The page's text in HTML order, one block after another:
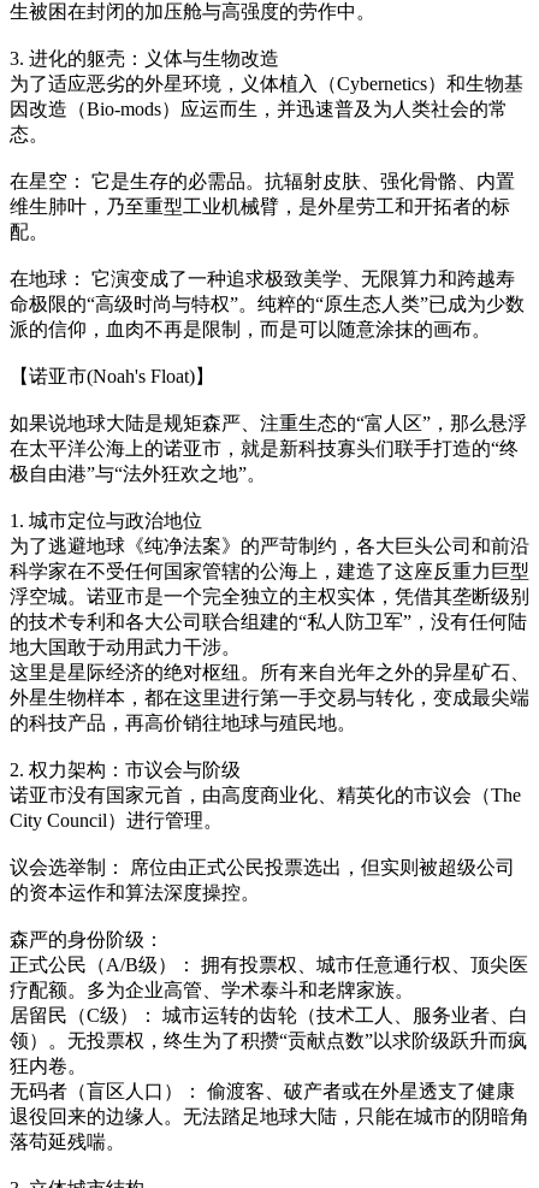
生被困在封闭的加压舱与高强度的劳作中。
3. 进化的躯壳：义体与生物改造
为了适应恶劣的外星环境，义体植入（Cybernetics）和生物基
因改造（Bio-mods）应运而生，并迅速普及为人类社会的常
态。
在星空： 它是生存的必需品。抗辐射皮肤、强化骨骼、内置
维生肺叶，乃至重型工业机械臂，是外星劳工和开拓者的标
配。
在地球： 它演变成了一种追求极致美学、无限算力和跨越寿
命极限的“高级时尚与特权”。纯粹的“原生态人类”已成为少数
派的信仰，血肉不再是限制，而是可以随意涂抹的画布。
【诺亚市(Noah's Float)】
如果说地球大陆是规矩森严、注重生态的“富人区”，那么悬浮
在太平洋公海上的诺亚市，就是新科技寡头们联手打造的“终
极自由港”与“法外狂欢之地”。
1. 城市定位与政治地位
为了逃避地球《纯净法案》的严苛制约，各大巨头公司和前沿
科学家在不受任何国家管辖的公海上，建造了这座反重力巨型
浮空城。诺亚市是一个完全独立的主权实体，凭借其垄断级别
的技术专利和各大公司联合组建的“私人防卫军”，没有任何陆
地大国敢于动用武力干涉。
这里是星际经济的绝对枢纽。所有来自光年之外的异星矿石、
外星生物样本，都在这里进行第一手交易与转化，变成最尖端
的科技产品，再高价销往地球与殖民地。
2. 权力架构：市议会与阶级
诺亚市没有国家元首，由高度商业化、精英化的市议会（The
City Council）进行管理。
议会选举制： 席位由正式公民投票选出，但实则被超级公司
的资本运作和算法深度操控。
森严的身份阶级：
正式公民（A/B级）： 拥有投票权、城市任意通行权、顶尖医
疗配额。多为企业高管、学术泰斗和老牌家族。
居留民（C级）： 城市运转的齿轮（技术工人、服务业者、白
领）。无投票权，终生为了积攒“贡献点数”以求阶级跃升而疯
狂内卷。
无码者（盲区人口）： 偷渡客、破产者或在外星透支了健康
退役回来的边缘人。无法踏足地球大陆，只能在城市的阴暗角
落苟延残喘。